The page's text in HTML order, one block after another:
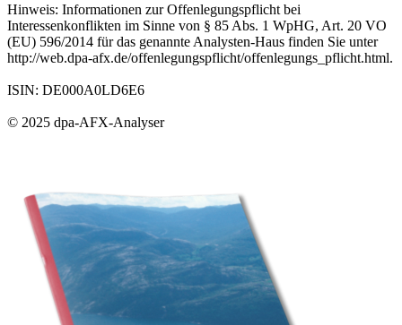
Hinweis: Informationen zur Offenlegungspflicht bei
Interessenkonflikten im Sinne von § 85 Abs. 1 WpHG, Art. 20 VO
(EU) 596/2014 für das genannte Analysten-Haus finden Sie unter
http://web.dpa-afx.de/offenlegungspflicht/offenlegungs_pflicht.html.
ISIN: DE000A0LD6E6
© 2025 dpa-AFX-Analyser